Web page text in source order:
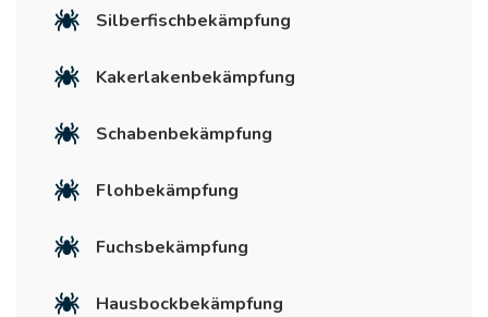
Silberfischbekämpfung
Kakerlakenbekämpfung
Schabenbekämpfung
Flohbekämpfung
Fuchsbekämpfung
Hausbockbekämpfung